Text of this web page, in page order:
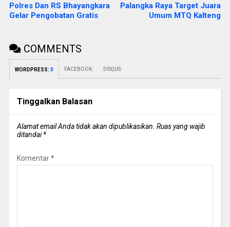
Polres Dan RS Bhayangkara
Gelar Pengobatan Gratis
Palangka Raya Target Juara
Umum MTQ Kalteng
COMMENTS
WORDPRESS: 0 FACEBOOK: DISQUS:
Tinggalkan Balasan
Alamat email Anda tidak akan dipublikasikan. Ruas yang wajib
ditandai*
Komentar*